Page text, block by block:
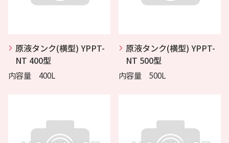
原液タンク(横型) YPPT-
NT 400型
内容量 400L
原液タンク(横型) YPPT-
NT 500型
内容量 500L